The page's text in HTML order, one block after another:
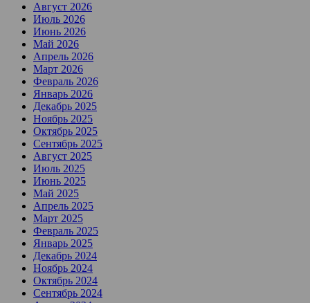
Август 2026
Июль 2026
Июнь 2026
Май 2026
Апрель 2026
Март 2026
Февраль 2026
Январь 2026
Декабрь 2025
Ноябрь 2025
Октябрь 2025
Сентябрь 2025
Август 2025
Июль 2025
Июнь 2025
Май 2025
Апрель 2025
Март 2025
Февраль 2025
Январь 2025
Декабрь 2024
Ноябрь 2024
Октябрь 2024
Сентябрь 2024